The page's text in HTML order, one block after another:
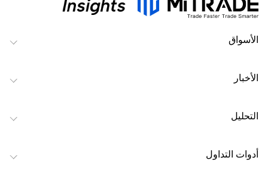
الأسواق
الأخبار
التحليل
أدوات التداول